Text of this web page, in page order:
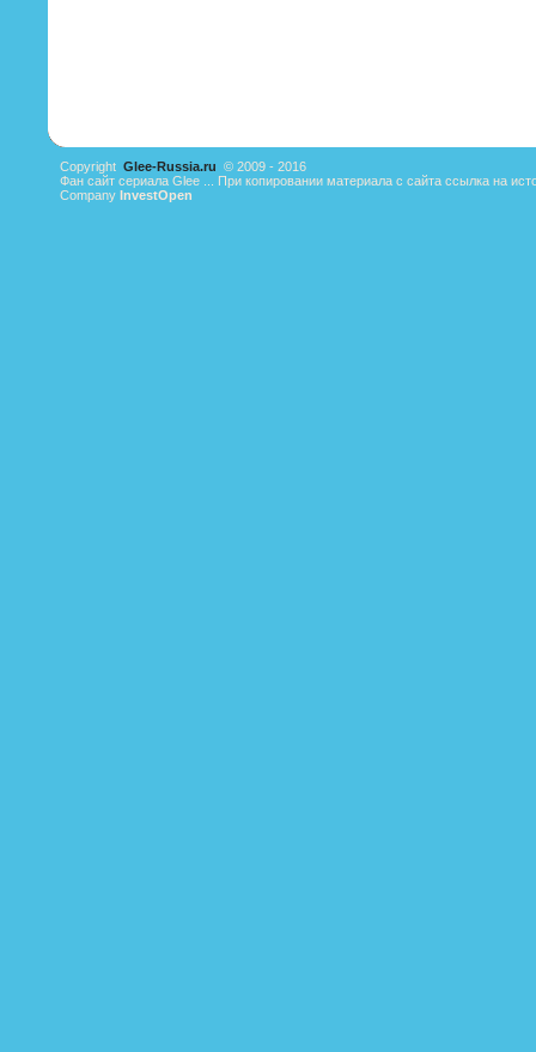
Copyright Glee-Russia.ru © 2009 - 2016
Фан сайт сериала Glee ... При копировании материала с сайта ссылка на
Company InvestOpen